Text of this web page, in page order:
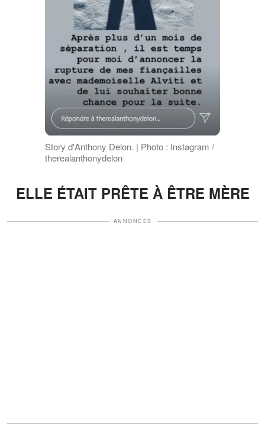
Story d'Anthony Delon. | Photo : Instagram /
therealanthonydelon
ELLE ÉTAIT PRÊTE À ÊTRE MÈRE
ANNONCES